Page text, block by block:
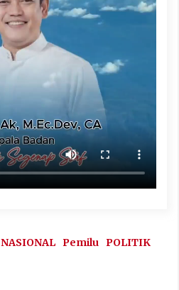
NASIONAL Pemilu POLITIK